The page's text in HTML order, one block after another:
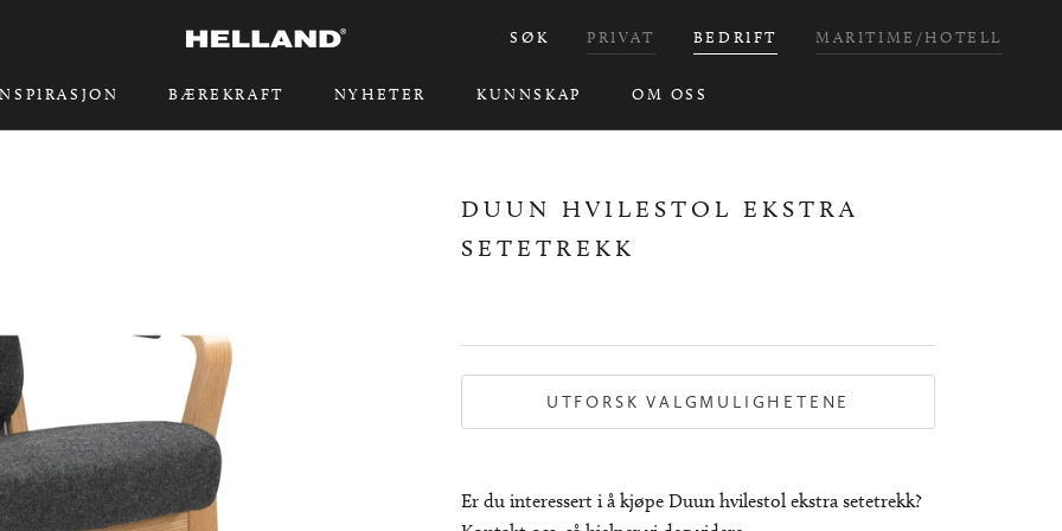
BÆREKRAFT
NYHETER KUNNSKAP OM OSS
SØK PRIVAT BEDRIFT MARITIME/HOTELL
DUUN HVILESTOL EKSTRA
SETETREKK
UTFORSK VALGMULIGHETENE
Er du interessert i å kjøpe Duun hvilestol ekstra setetrekk?